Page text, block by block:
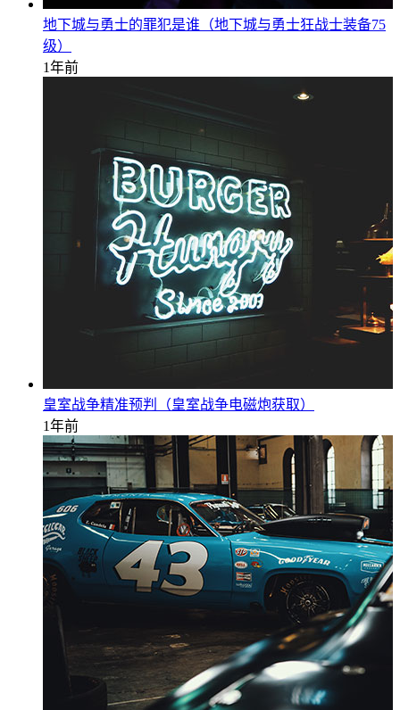
地下城与勇士的罪犯是谁（地下城与勇士狂战士装备75
级）
1年前
皇室战争精准预判（皇室战争电磁炮获取）
1年前